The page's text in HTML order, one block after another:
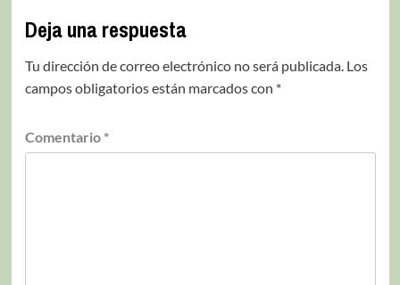
Deja una respuesta
Tu dirección de correo electrónico no será publicada. Los
campos obligatorios están marcados con *
Comentario *